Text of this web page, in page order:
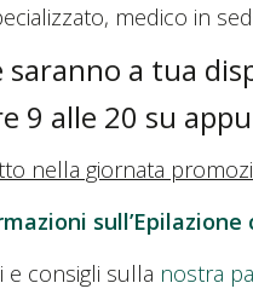
medico in
a tua
9 alle 20 su
nella giornata
sull’Epilazione
e consigli sulla nostra